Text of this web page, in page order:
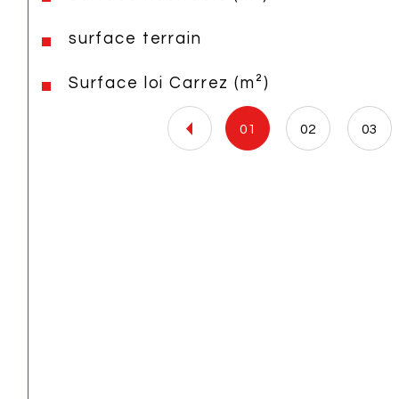
surface terrain
Surface loi Carrez (m²)
01 02 03